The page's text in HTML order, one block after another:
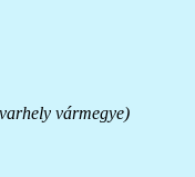
vármegye)